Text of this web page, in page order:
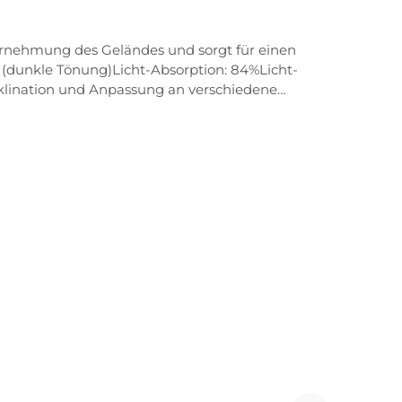
des Geländes und sorgt für einen
Tönung)Licht-Absorption: 84%Licht-
und Anpassung an verschiedene
exklusiv aus dem ultraleichten, extrem
und sicheren Sitz.